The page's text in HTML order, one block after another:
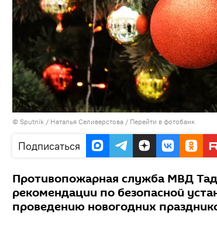
© Sputnik / Наталья Селиверстова / Перейти в фотобанк
Подписаться
Противопожарная служба МВД
рекомендации по безопасной
проведению новогодних